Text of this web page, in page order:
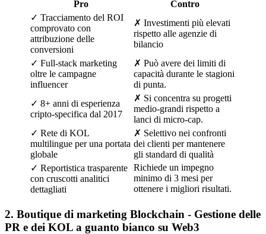
Pro
Contro
✓ Tracciamento del ROI
comprovato con
attribuzione delle
conversioni
✗ Investimenti più elevati
rispetto alle agenzie di
bilancio
✓ Full-stack marketing
oltre le campagne
influencer
✗ Può avere dei limiti di
capacità durante le stagioni
di punta.
✓ 8+ anni di esperienza
cripto-specifica dal 2017
✗ Si concentra su progetti
medio-grandi rispetto a
lanci di micro-cap.
✓ Rete di KOL
multilingue per una portata
globale
✗ Selettivo nei confronti
dei clienti per mantenere
gli standard di qualità
✓ Reportistica trasparente
con cruscotti analitici
dettagliati
Richiede un impegno
minimo di 3 mesi per
ottenere i migliori risultati.
2. Boutique di marketing Blockchain - Gestione delle
PR e dei KOL a guanto bianco su Web3